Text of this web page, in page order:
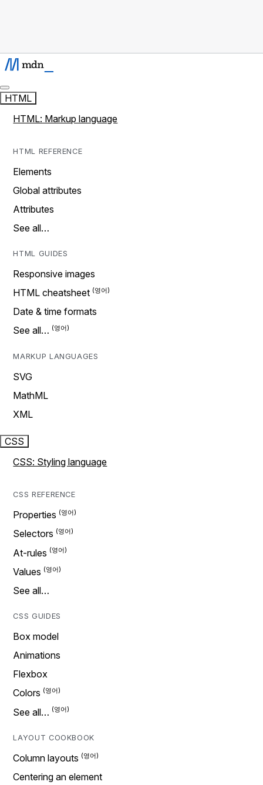
HTML
HTML: Markup language
HTML REFERENCE
Elements
Global attributes
Attributes
See all…
HTML GUIDES
Responsive images
HTML cheatsheet
Date & time formats
See all…
MARKUP LANGUAGES
SVG
MathML
XML
CSS
CSS: Styling language
CSS REFERENCE
Properties
Selectors
At-rules
Values
See all…
CSS GUIDES
Box model
Animations
Flexbox
Colors
See all…
LAYOUT COOKBOOK
Column layouts
Centering an element